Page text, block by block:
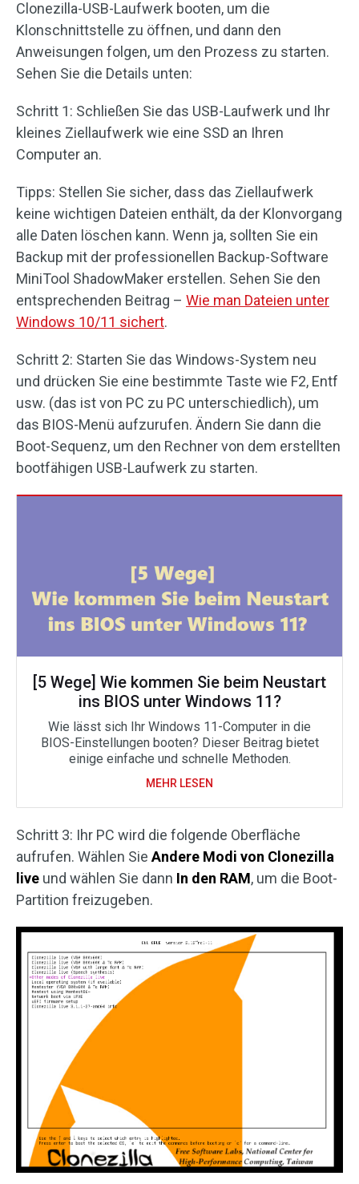
Clonezilla-USB-Laufwerk booten, um die
Klonschnittstelle zu öffnen, und dann den
Anweisungen folgen, um den Prozess zu starten.
Sehen Sie die Details unten:
Schritt 1: Schließen Sie das USB-Laufwerk und Ihr
kleines Ziellaufwerk wie eine SSD an Ihren
Computer an.
Tipps: Stellen Sie sicher, dass das Ziellaufwerk
keine wichtigen Dateien enthält, da der Klonvorgang
alle Daten löschen kann. Wenn ja, sollten Sie ein
Backup mit der professionellen Backup-Software
MiniTool ShadowMaker erstellen. Sehen Sie den
entsprechenden Beitrag – Wie man Dateien unter
Windows 10/11 sichert.
Schritt 2: Starten Sie das Windows-System neu
und drücken Sie eine bestimmte Taste wie F2, Entf
usw. (das ist von PC zu PC unterschiedlich), um
das BIOS-Menü aufzurufen. Ändern Sie dann die
Boot-Sequenz, um den Rechner von dem erstellten
bootfähigen USB-Laufwerk zu starten.
[5 Wege] Wie kommen Sie beim Neustart
ins BIOS unter Windows 11?
Wie lässt sich Ihr Windows 11-Computer in die
BIOS-Einstellungen booten? Dieser Beitrag bietet
einige einfache und schnelle Methoden.
MEHR LESEN
Schritt 3: Ihr PC wird die folgende Oberfläche
aufrufen. Wählen Sie Andere Modi von Clonezilla
live und wählen Sie dann In den RAM, um die Boot-
Partition freizugeben.